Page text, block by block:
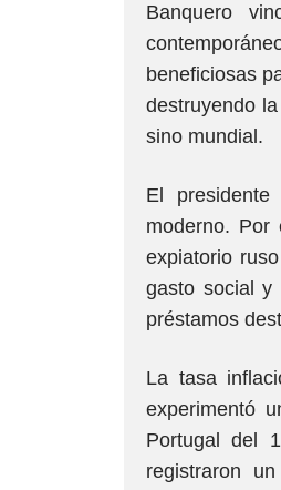
Banquero
beneficiosas
destruyendo
sino mundial.
El
moderno.
expiatorio
gasto social y
préstamos
La tasa
experimentó
Portugal del
registraron